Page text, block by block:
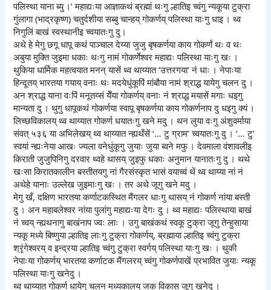
पलिस्था याना ब्यु ।’ महाद्यःया आज्ञाकथं ब्रह्मां थःगु ल्हातिइ च्वंगु न्यकूया टुक्रा
गुंलागा (भाद्रकृष्ण) चतुर्दशीया सब्बु चान्हय् गोकर्णय् पलिस्था याःगु धाइ । थ्व
निगुलिं बाखं स्वस्थानीइ च्वयातःगु दु।
अथे हे मेगु छगू धापू कथं पाञ्चाल देय्या जुजु बृषकर्णया काय गोकर्णं थः व थः
अबुया मुक्ति जुइमा धकाः थःगु नामं गोकर्णेश्वर महाद्यः पलिस्था याःगु खः ।
थुकिया धार्मिक महत्वयात मनन् यासें थ्व थाय्यात ‘उत्तरगया’ नं धाः । नेपाःया
हिन्दूतय् भारतया गयाय् वनाः थः मदयेधुंकूपिं मांबौया नामं श्राद्ध यायेगु चलन दु ।
अन श्राद्ध याना वःपिं मनूतय्सं येँया गोकर्णय् वनाः नं श्राद्ध मयासें मगाः धइगु
मान्यता दु । थुगु धापूकथं गोकर्णया स्वापू बृषकर्णया काय गोकर्णनाप दु धइगु क्यं ।
लिच्छविकालय् थ्व थाय्यात गोकर्ण धयातःगु खने मदु । थन लुया वःगु अंशुवर्माया
संवत् ५३६ या अभिलेखय् थ्व थाय्यात न्ह्यथँसें ‘… टु ग्राम’ च्वयातःगु दु । ‘… टु’
स्वयां न्ह्यःनेया आखः ज्यला वनेधुंकूगु जुयाः जुया ब्वने मफु । देवमाला वंशावलीइ
किराती जुजुपिनिगु दरवार थ्वहे थासय् जुइफु धकाः अनुमान यानातःगु दु । थथे
खःसा किरातकालीन बस्तीतयगु नां गैरसंस्कृत भासं वयाच्वं थें थ्व थाय्या नां नं
अथेहे यानाः उल्लेख जुइमाःगु खः । तर अथे जूगु खने मदु ।
मेगु खँ, दक्षिण भारतया कर्णाटकस्थित मैंगलर धाःगु थासय् नं गोकर्ण नांया बस्ती
दु । अन महाबलेश्वर नांया पुलांगु महाद्यःया देगः दु । थ्व महाद्यः पलिस्थाया बाखं
नं च्वय् न्ह्यथनागु बाखंनाप ज्वः लाः । उगु बाखंकथं स्वकू टुक्रा जूगु तेन्हुसाया
न्यकू मध्ये बिष्णुया ल्हातिइ लाःगु टुक्रा गोकर्णय्, ब्रह्माया ल्हातिइ च्वंगु टुक्रा
श्रृंगेश्वरय् व इन्द्रया ल्हातिइ च्वंगु टुक्रा स्वर्गय् पलिस्था याःगु खः । थुकी
नेपाःया गोकर्णय् भारतया कर्णाटक मैंगलरय् च्वंगु गोकर्णपाखें प्रभावित जुयाः न्यकू
पलिस्था याःगु खनेदु ।
थ्व थाय्यात गोकर्ण धायेगु चलन मध्यकालय् जक विकास जूगु खनेदु ।